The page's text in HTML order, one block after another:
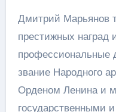
Дмитрий Марьянов
престижных наград
профессиональные
звание Народного
Орденом Ленина и
государственными